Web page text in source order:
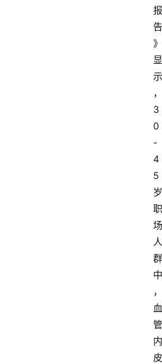
报
告
》
显
示
，
3
0
-
4
5
岁
职
场
人
群
中
，
血
管
内
皮